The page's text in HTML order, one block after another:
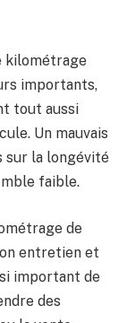
kilométrage
importants,
tout aussi
Un mauvais
sur la longévité
faible.
de
entretien et
important de
des